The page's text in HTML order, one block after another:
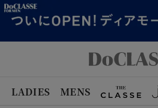
LADIES MENS